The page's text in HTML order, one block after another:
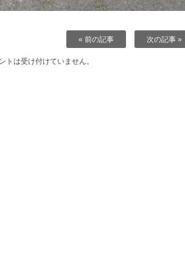
« 前の記事 次の記事 »
トは受け付けていません。